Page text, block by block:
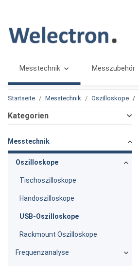
Messtechnik Messzubehör
Startseite Messtechnik Oszilloskope
Kategorien
Messtechnik
Oszilloskope
Tischoszilloskope
Handoszilloskope
USB-Oszilloskope
Rackmount Oszilloskope
Frequenzanalyse